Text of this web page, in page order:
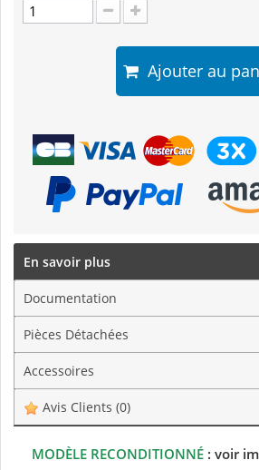
Ajouter au
En savoir plus
Documentation
Pièces Détachées
Accessoires
Avis Clients (0)
MODÈLE RECONDITIONNÉ : voir